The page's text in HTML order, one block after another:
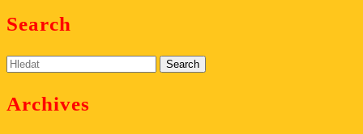
Search
Search
for:
Archives